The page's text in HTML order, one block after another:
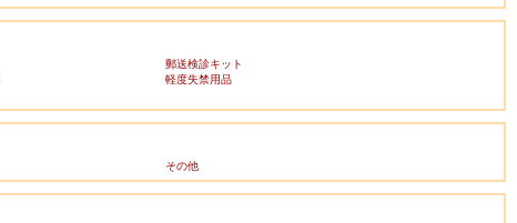
郵送検診キット
軽度失禁用品
その他